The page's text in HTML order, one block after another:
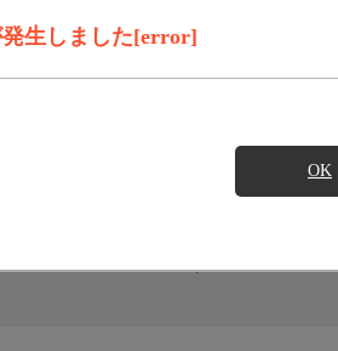
生しました[error]
OK